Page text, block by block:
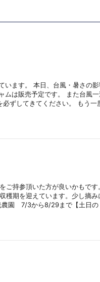
います。 本日、台風・暑さの
ムは販売予定です。 また台風
ずしてきてください。 もう一
持参頂いた方が良いかもです
穫期を迎えています。少し摘み
農園 7/3から8/29まで【土日の